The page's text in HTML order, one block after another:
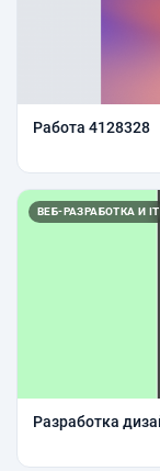
Работа 4128328
ВЕБ-РАЗРАБОТКА И IT
Разработка